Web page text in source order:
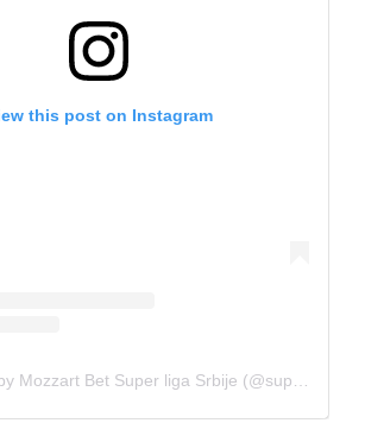
this post on Instagram